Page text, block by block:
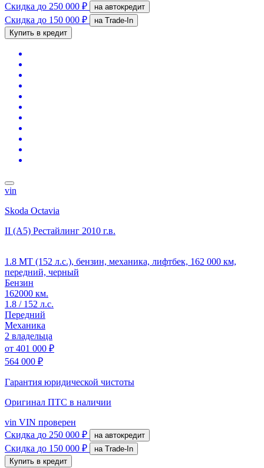
Скидка до 250 000 ₽ на автокредит
Скидка до 150 000 ₽
на Trade-In
Купить в кредит
vin
Skoda Octavia
II (A5) Рестайлинг 2010 г.в.
1.8 MT (152 л.с.), бензин, механика, лифтбек, 162 000 км,
передний, черный
Бензин
162000 км.
1.8 / 152 л.с.
Передний
Механика
2 владельца
от 401 000 ₽
564 000 ₽
Гарантия юридической чистоты
Оригинал ПТС в наличии
vin VIN проверен
Скидка до 250 000 ₽ на автокредит
Скидка до 150 000 ₽
на Trade-In
Купить в кредит